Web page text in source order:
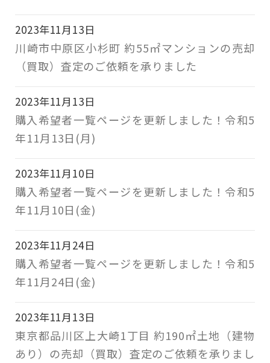
2023年11月13日
川崎市中原区小杉町 約55㎡マンションの売却
（買取）査定のご依頼を承りました
2023年11月13日
購入希望者一覧ページを更新しました！令和5
年11月13日(月)
2023年11月10日
購入希望者一覧ページを更新しました！令和5
年11月10日(金)
2023年11月24日
購入希望者一覧ページを更新しました！令和5
年11月24日(金)
2023年11月13日
東京都品川区上大崎1丁目 約190㎡土地（建物
あり）の売却（買取）査定のご依頼を承りまし